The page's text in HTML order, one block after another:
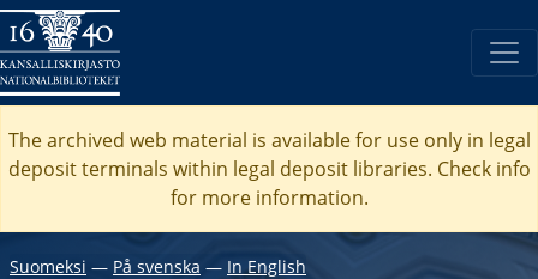
The archived web material is available for use only in legal
deposit terminals within legal deposit libraries. Check info
for more information.
Suomeksi ― På svenska ― In English